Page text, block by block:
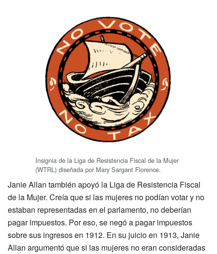
Insignia de la Liga de Resistencia Fiscal de la Mujer
(WTRL) diseñada por Mary Sargant Florence.
Janie Allan también apoyó la Liga de Resistencia Fiscal
de la Mujer. Creía que si las mujeres no podían votar y no
estaban representadas en el parlamento, no deberían
pagar impuestos. Por eso, se negó a pagar impuestos
sobre sus ingresos en 1912. En su juicio en 1913, Janie
Allan argumentó que si las mujeres no eran consideradas